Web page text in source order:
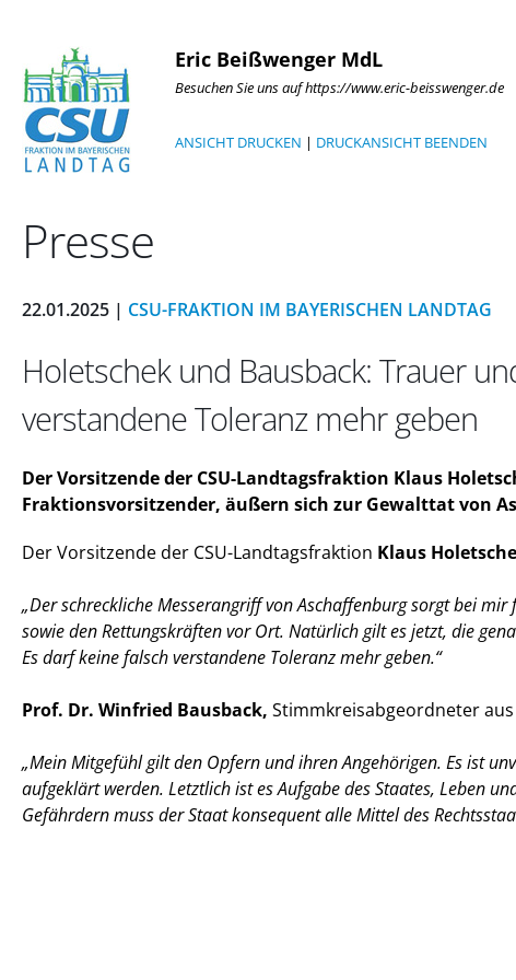
Eric Beißwenger MdL
Besuchen Sie uns auf https://www.eric-beisswenger.de
ANSICHT DRUCKEN | DRUCKANSICHT BEENDEN
Presse
22.01.2025 | CSU-FRAKTION IM BAYERISCHEN LANDTAG
Holetschek und Bausback: Trauer
verstandene Toleranz mehr geben
Der Vorsitzende der CSU-Landtagsfraktion Klaus
Fraktionsvorsitzender, äußern sich zur Gewalttat von
Der Vorsitzende der CSU-Landtagsfraktion Klaus
Der schreckliche Messerangriff von Aschaffenburg sorgt bei
sowie den Rettungskräften vor Ort. Natürlich gilt es jetzt, die
Es darf keine falsch verstandene Toleranz mehr geben.“
Prof. Dr. Winfried Bausback, Stimmkreisabgeordneter
Mein Mitgefühl gilt den Opfern und ihren Angehörigen. Es ist
aufgeklärt werden. Letztlich ist es Aufgabe des Staates, Leben
Gefährdern muss der Staat konsequent alle Mittel des